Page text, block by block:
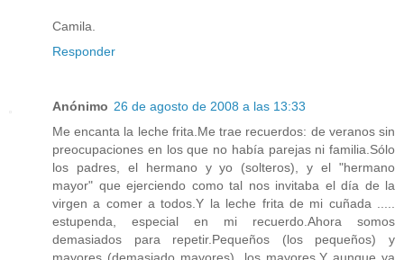
Camila.
Responder
Anónimo 26 de agosto de 2008 a las 13:33
Me encanta la leche frita.Me trae recuerdos: de veranos sin
preocupaciones en los que no había parejas ni familia.Sólo
los padres, el hermano y yo (solteros), y el "hermano
mayor" que ejerciendo como tal nos invitaba el día de la
virgen a comer a todos.Y la leche frita de mi cuñada .....
estupenda, especial en mi recuerdo.Ahora somos
demasiados para repetir.Pequeños (los pequeños) y